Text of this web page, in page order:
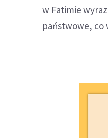
w Fatimie
państwowe, co